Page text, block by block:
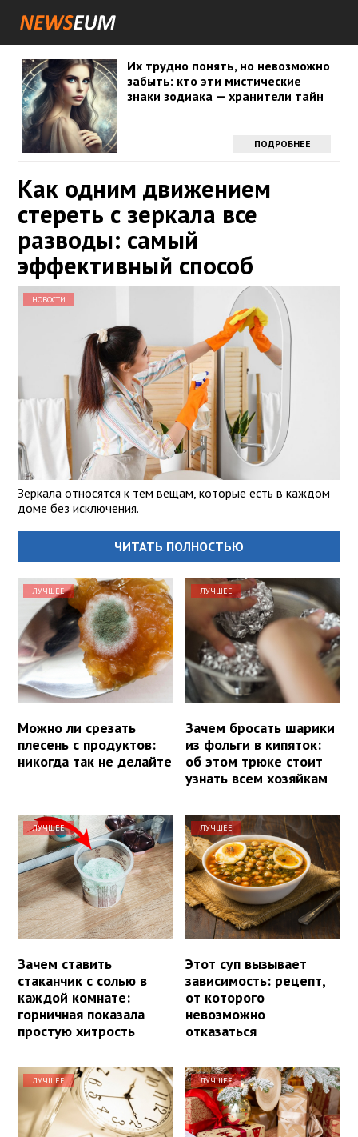
Их трудно понять, но невозможно
забыть: кто эти мистические
знаки зодиака — хранители тайн
ПОДРОБНЕЕ
Как одним движением
стереть с зеркала все
разводы: самый
эффективный способ
НОВОСТИ
Зеркала относятся к тем вещам, которые есть в каждом
доме без исключения.
ЧИТАТЬ ПОЛНОСТЬЮ
ЛУЧШЕЕ
Можно ли срезать
плесень с продуктов:
никогда так не делайте
ЛУЧШЕЕ
Зачем бросать шарики
из фольги в кипяток:
об этом трюке стоит
узнать всем хозяйкам
ЛУЧШЕЕ
Зачем ставить
стаканчик с солью в
каждой комнате:
горничная показала
простую хитрость
ЛУЧШЕЕ
Этот суп вызывает
зависимость: рецепт,
от которого
невозможно
отказаться
ЛУЧШЕЕ ЛУЧШЕЕ